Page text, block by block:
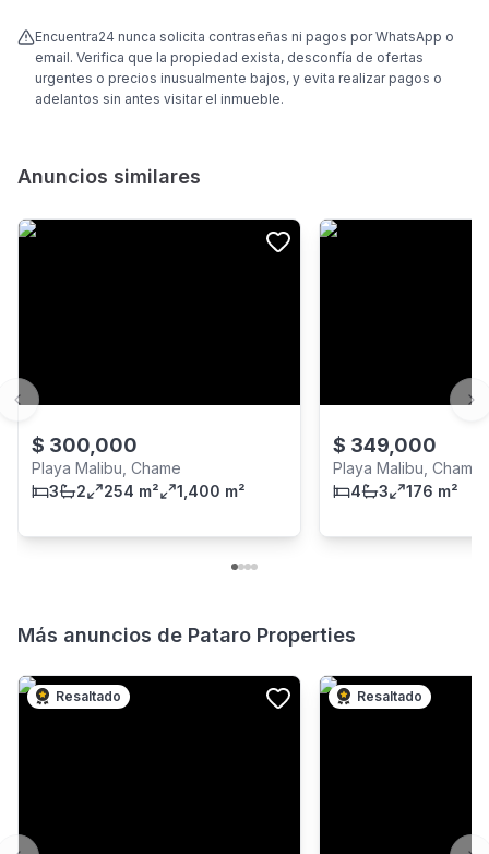
Encuentra24 nunca solicita contraseñas ni pagos por WhatsApp o
email. Verifica que la propiedad exista, desconfía de ofertas
urgentes o precios inusualmente bajos, y evita realizar pagos o
adelantos sin antes visitar el inmueble.
Anuncios similares
$ 300,000
Playa Malibu, Chame
3
2 254 m² 1,400 m²
$ 349,000
Playa Malibu, Chame
4
3 176 m²
Previous slide
Más anuncios de Pataro Properties
Resaltado Resaltado